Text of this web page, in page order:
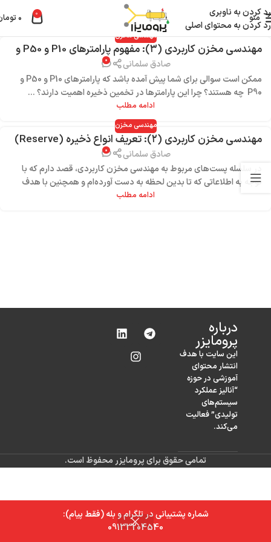
شماره پشتیبانی در تلگرام و بله (فقط پیام):
09133204540
رد کردن به ناوبری
رد کردن به محتوای اصلی
منو 0 ۰
مهندسی مخزن
مهندسی مخزن کاربردی (۳): مفهوم پارامترهای P10 و P50 و
صادق سلمانی ۰
ممکن است سوالی برای شما پیش آمده باشد که پارامترهای P10 و P50 و
P90 چه هستند؟ چرا این پارامترها در تخمین ذخیره اهمیت دارند؟ ...
ادامه مطلب
مهندسی مخزن
مهندسی مخزن کاربردی (۲): تعریف انواع ذخیره (Reserve)
صادق سلمانی ۰
در سلسله پست‌های مربوط به مهندسی مخزن کاربردی، قصد دارم که با
توجه به اطلاعاتی که تا بدین لحظه به دست آورده‌ام و همچنین با هدف
ادامه مطلب
درباره‌
پرومایزر
این سایت با هدف
انتشار محتوای
آموزشی در حوزه
“آنالیز عملکرد
سیستم‌های
تولیدی” فعالیت
می‌کند.
تمامی حقوق برای پرومایزر محفوظ است.